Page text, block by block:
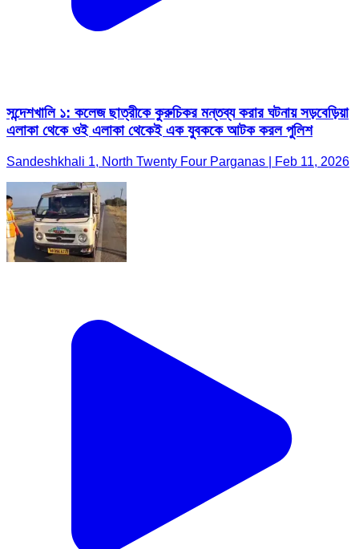
সন্দেশখালি ১: কলেজ ছাত্রীকে কুরুচিকর মন্তব্য করার ঘটনায় সড়বেড়িয়া
এলাকা থেকে ওই এলাকা থেকেই এক যুবককে আটক করল পুলিশ
Sandeshkhali 1, North Twenty Four Parganas | Feb 11, 2026